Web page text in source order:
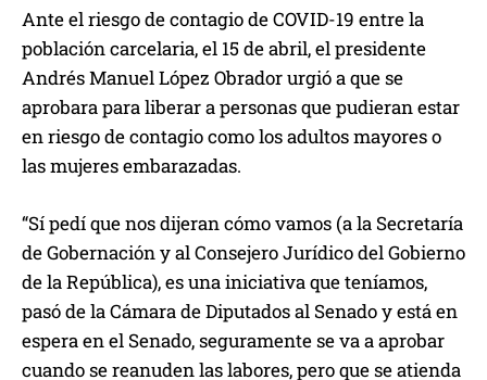
Ante el riesgo de contagio de COVID-19 entre la
población carcelaria, el 15 de abril, el presidente
Andrés Manuel López Obrador urgió a que se
aprobara para liberar a personas que pudieran estar
en riesgo de contagio como los adultos mayores o
las mujeres embarazadas.
“Sí pedí que nos dijeran cómo vamos (a la Secretaría
de Gobernación y al Consejero Jurídico del Gobierno
de la República), es una iniciativa que teníamos,
pasó de la Cámara de Diputados al Senado y está en
espera en el Senado, seguramente se va a aprobar
cuando se reanuden las labores, pero que se atienda